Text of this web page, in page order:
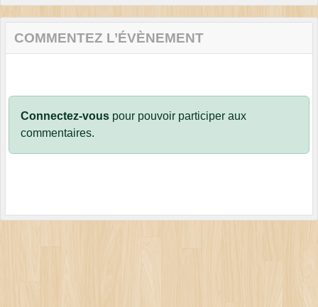
COMMENTEZ L’ÉVÈNEMENT
Connectez-vous pour pouvoir participer aux
commentaires.